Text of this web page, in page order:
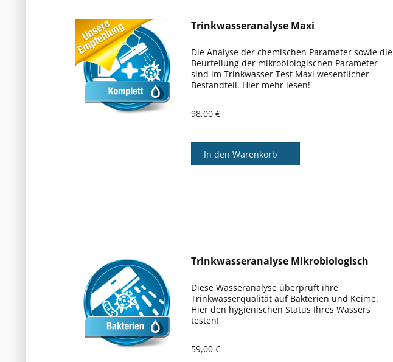
Trinkwasseranalyse Maxi
Die Analyse der chemischen Parameter sowie die
Beurteilung der mikrobiologischen Parameter
sind im Trinkwasser Test Maxi wesentlicher
Bestandteil. Hier mehr lesen!
98,00 €
In den Warenkorb
Trinkwasseranalyse Mikrobiologisch
Diese Wasseranalyse überprüft ihre
Trinkwasserqualität auf Bakterien und Keime.
Hier den hygienischen Status Ihres Wassers
testen!
59,00 €